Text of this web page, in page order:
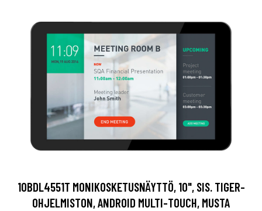
10BDL4551T MONIKOSKETUSNÄYTTÖ, 10", SIS. TIGER-
OHJELMISTON, ANDROID MULTI-TOUCH, MUSTA